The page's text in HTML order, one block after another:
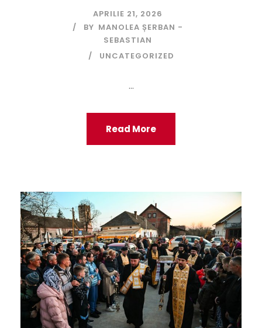
APRILIE 21, 2026
BY MANOLEA ȘERBAN -
SEBASTIAN
UNCATEGORIZED
...
Read More